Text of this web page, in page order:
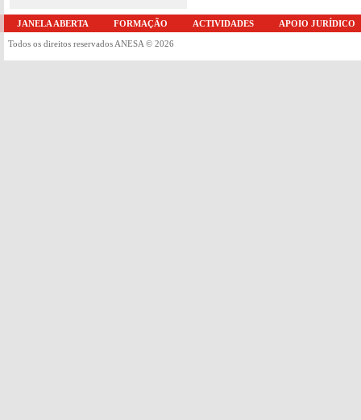
JANELA ABERTA FORMAÇÃO ACTIVIDADES APOIO JURÍDICO
Todos os direitos reservados ANESA © 2026